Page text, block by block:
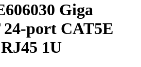
Giga
port CAT5E
1U